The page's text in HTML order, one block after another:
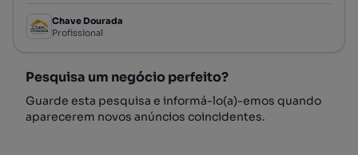
Chave Dourada
Profissional
Pesquisa um negócio perfeito?
Guarde esta pesquisa e informá-lo(a)-emos quando
aparecerem novos anúncios coincidentes.